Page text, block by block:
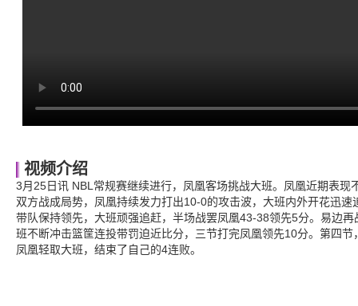
视频介绍
3月25日讯 NBL常规赛继续进行，凤凰客场挑战大班。凤凰近期表
双方战成局势，凤凰持续发力打出10-0的攻击波，大班内外开花迅
带队保持领先，大班顽强追赶，半场战罢凤凰43-38领先5分。易边
班不断冲击篮筐连投带罚迫近比分，三节打完凤凰领先10分。第四
凤凰轻取大班，结束了自己的4连败。